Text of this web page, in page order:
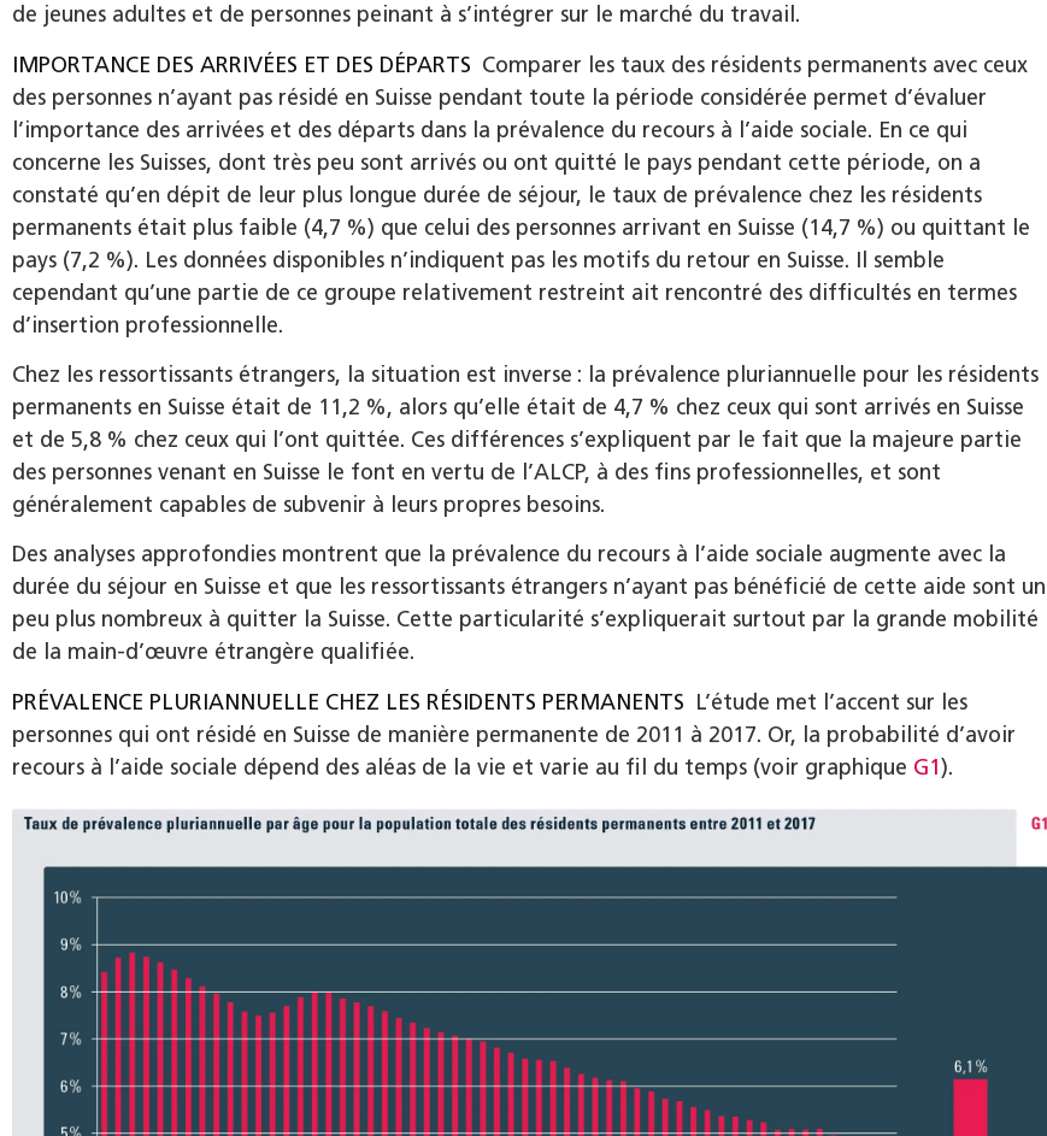
de jeunes adultes et de personnes peinant à s’intégrer sur le marché du travail.
IMPORTANCE DES ARRIVÉES ET DES DÉPARTS Comparer les taux des résidents permanents avec ceux
des personnes n’ayant pas résidé en Suisse pendant toute la période considérée permet d’évaluer
l’importance des arrivées et des départs dans la prévalence du recours à l’aide sociale. En ce qui
concerne les Suisses, dont très peu sont arrivés ou ont quitté le pays pendant cette période, on a
constaté qu’en dépit de leur plus longue durée de séjour, le taux de prévalence chez les résidents
permanents était plus faible (4,7 %) que celui des personnes arrivant en Suisse (14,7 %) ou quittant le
pays (7,2 %). Les données disponibles n’indiquent pas les motifs du retour en Suisse. Il semble
cependant qu’une partie de ce groupe relativement restreint ait rencontré des difficultés en termes
d’insertion professionnelle.
Chez les ressortissants étrangers, la situation est inverse : la prévalence pluriannuelle pour les résidents
permanents en Suisse était de 11,2 %, alors qu’elle était de 4,7 % chez ceux qui sont arrivés en Suisse
et de 5,8 % chez ceux qui l’ont quittée. Ces différences s’expliquent par le fait que la majeure partie
des personnes venant en Suisse le font en vertu de l’ALCP, à des fins professionnelles, et sont
généralement capables de subvenir à leurs propres besoins.
Des analyses approfondies montrent que la prévalence du recours à l’aide sociale augmente avec la
durée du séjour en Suisse et que les ressortissants étrangers n’ayant pas bénéficié de cette aide sont un
peu plus nombreux à quitter la Suisse. Cette particularité s’expliquerait surtout par la grande mobilité
de la main-d’œuvre étrangère qualifiée.
PRÉVALENCE PLURIANNUELLE CHEZ LES RÉSIDENTS PERMANENTS L’étude met l’accent sur les
personnes qui ont résidé en Suisse de manière permanente de 2011 à 2017. Or, la probabilité d’avoir
recours à l’aide sociale dépend des aléas de la vie et varie au fil du temps (voir graphique G1).